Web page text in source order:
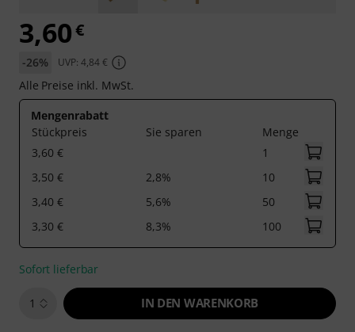
3,60€
-26% UVP: 4,84 €
Alle Preise inkl. MwSt.
Mengenrabatt
Stückpreis
Sie sparen
Menge
3,60 €
1
3,50 €
2,8%
10
3,40 €
5,6%
50
3,30 €
8,3% 100
Sofort lieferbar
1 IN DEN WARENKORB